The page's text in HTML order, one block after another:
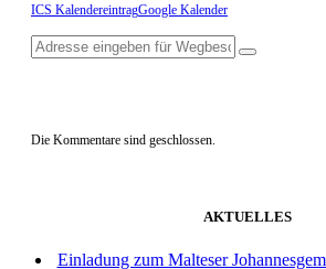
ICS KalendereintragGoogle Kalender
Die Kommentare sind geschlossen.
AKTUELLES
Einladung zum Malteser